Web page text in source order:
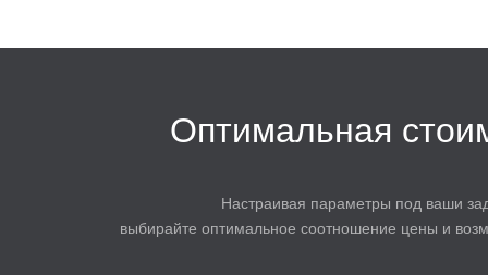
Оптимальная
Настраивая параметры под ваши
выбирайте оптимальное соотношение цены и